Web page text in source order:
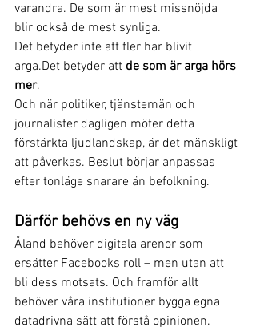
varandra. De som är mest missnöjda
blir också de mest synliga.
Det betyder inte att fler har blivit
arga.Det betyder att de som är arga hörs
mer.
Och när politiker, tjänstemän och
journalister dagligen möter detta
förstärkta ljudlandskap, är det mänskligt
att påverkas. Beslut börjar anpassas
efter tonläge snarare än befolkning.
Därför behövs en ny väg
Åland behöver digitala arenor som
ersätter Facebooks roll – men utan att
bli dess motsats. Och framför allt
behöver våra institutioner bygga egna
datadrivna sätt att förstå opinionen.